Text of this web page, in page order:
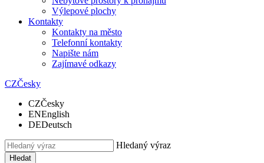
Výlepové plochy
Kontakty
Kontakty na město
Telefonní kontakty
Napište nám
Zajímavé odkazy
CZČesky
CZČesky
ENEnglish
DEDeutsch
Hledaný výraz
Hledat